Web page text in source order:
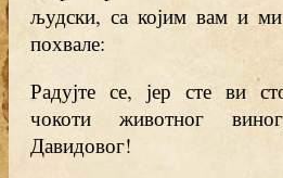
људски, са којим вам и
похвале:
Радујте се, јер сте ви
чокоти животног
Давидовог!